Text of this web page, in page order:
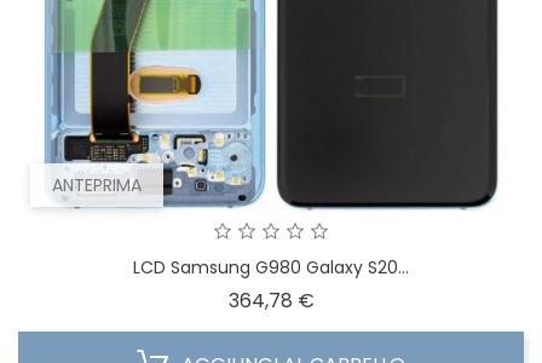
ANTEPRIMA
LCD Samsung G980 Galaxy S20...
364,78 €Prezzo